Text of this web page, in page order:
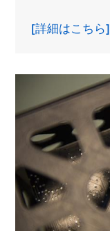
[詳細はこちら]